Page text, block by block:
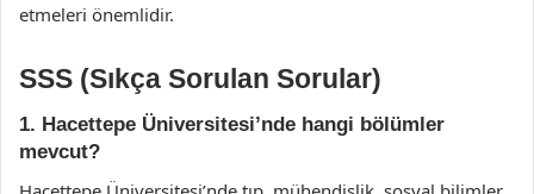
etmeleri önemlidir.
SSS (Sıkça Sorulan Sorular)
1. Hacettepe Üniversitesi’nde hangi bölümler
mevcut?